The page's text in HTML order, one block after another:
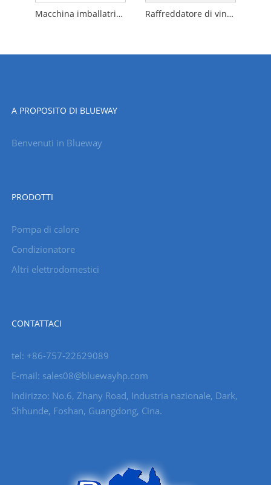
Macchina imballatrice automatica Raffreddatore di vino di fascia alta
A PROPOSITO DI BLUEWAY
Benvenuti in Blueway
PRODOTTI
Pompa di calore
Condizionatore
Altri elettrodomestici
CONTATTACI
tel: +86-757-22629089
E-mail: sales08@bluewayhp.com
Indirizzo: No.6, Zhany Road, Industria nazionale, Dark,
Shhunde, Foshan, Guangdong, Cina.